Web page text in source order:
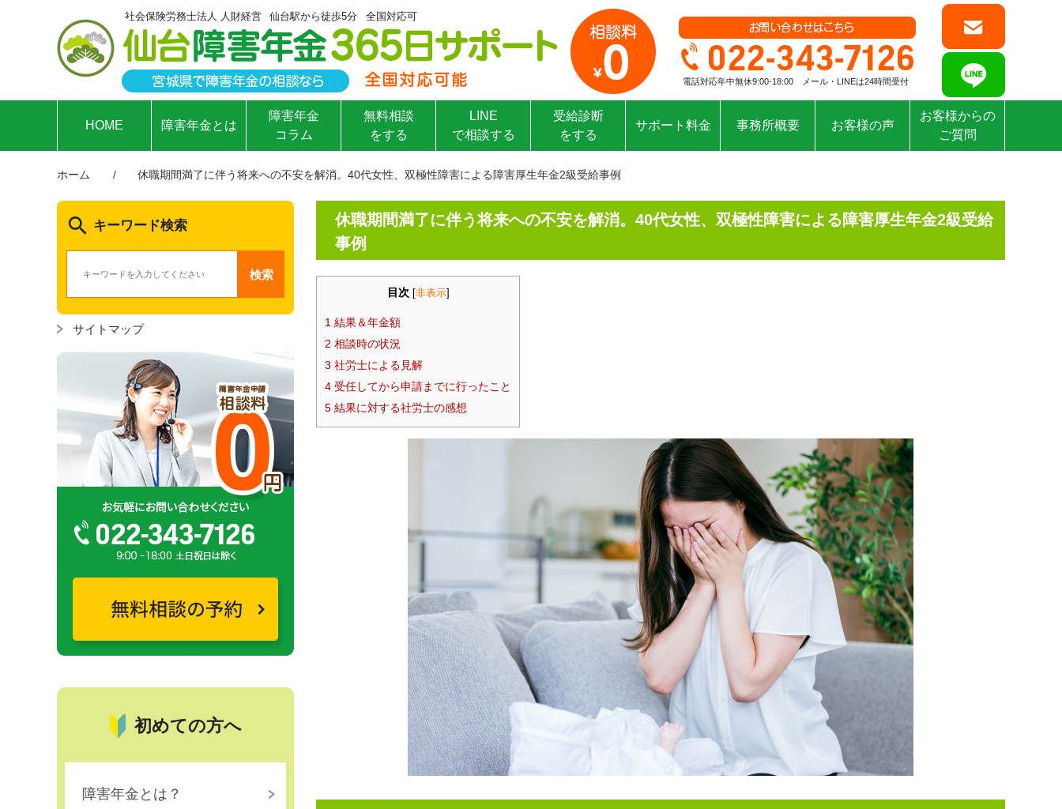
社会保険労務士法人 人財経営 仙台駅から徒歩5分 全国対応可
電話対応年中無休9:00-18:00 メール・LINEは24時間受付
HOME 障害年金とは
障害年金
コラム
無料相談
をする
LINE
で相談する
受給診断
をする
サポート料金 事務所概要 お客様の声
お客様からの
ご質問
ホーム 休職期間満了に伴う将来への不安を解消。40代女性、双極性障害による障害厚生年金2級受給事例
休職期間満了に伴う将来への不安を解消。40代女性、双極性障害による障害厚生年金2級受給
事例
目次 非表示]
1 結果＆年金額
2 相談時の状況
3 社労士による見解
4 受任してから申請までに行ったこと
5 結果に対する社労士の感想
キーワード検索
検索
サイトマップ
初めての方へ
障害年金とは？